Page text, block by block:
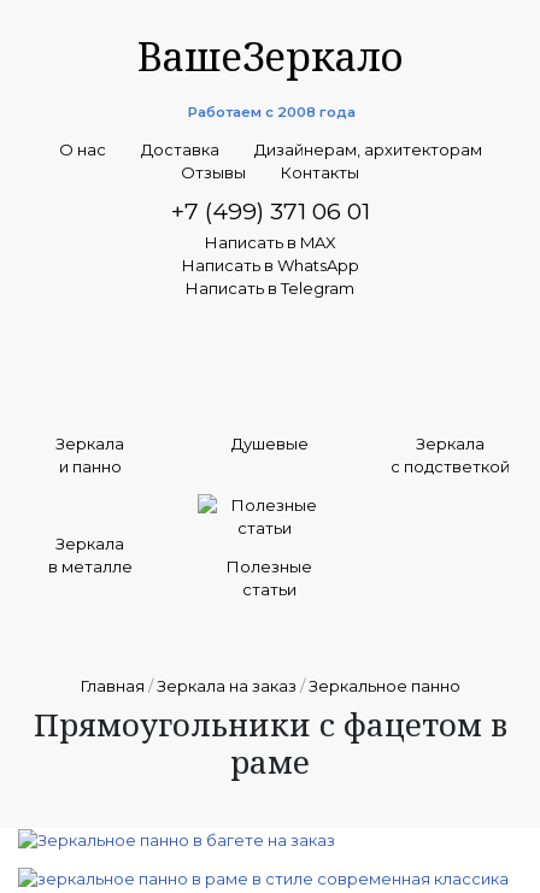
ВашеЗеркало
Работаем с 2008 года
О нас Доставка
Дизайнерам, архитекторам
Отзывы
Контакты
+7 (499) 371 06 01
Написать в MAX
Написать в WhatsApp
Написать в Telegram
Зеркала
и панно
Душевые
Зеркала
с подстветкой
Зеркала
в металле
Полезные
статьи
Главная /Зеркала на заказ /Зеркальное панно
Прямоугольники с фацетом в
раме